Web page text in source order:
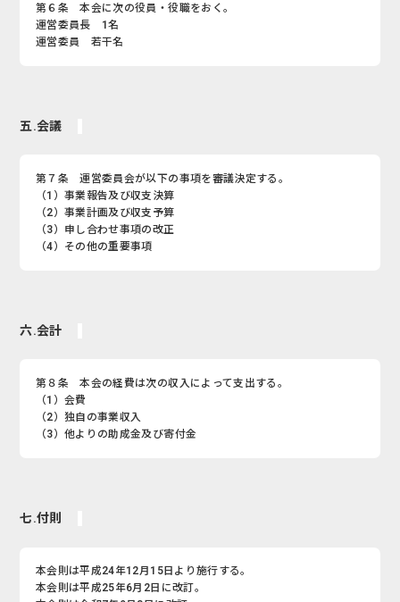
第６条 本会に次の役員・役職をおく。
運営委員長 1名
運営委員 若干名
五.会議
第７条 運営委員会が以下の事項を審議決定する。
（1）事業報告及び収支決算
（2）事業計画及び収支予算
（3）申し合わせ事項の改正
（4）その他の重要事項
六.会計
第８条 本会の経費は次の収入によって支出する。
（1）会費
（2）独自の事業収入
（3）他よりの助成金及び寄付金
七.付則
本会則は平成24年12月15日より施行する。
本会則は平成25年6月2日に改訂。